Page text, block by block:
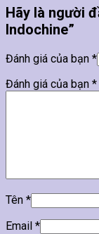
Hãy là người
Indochine”
Đánh giá của bạn *
Đánh giá của bạn *
Tên *
Email *